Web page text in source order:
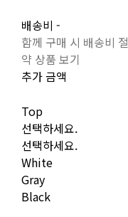
배송비 -
함께 구매 시 배송비 절
약 상품 보기
추가 금액
Top
선택하세요.
선택하세요.
White
Gray
Black